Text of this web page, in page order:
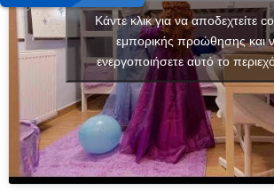
Κάντε κλικ για να αποδεχτείτε
εμπορικής προώθησης και
ενεργοποιήσετε αυτό το